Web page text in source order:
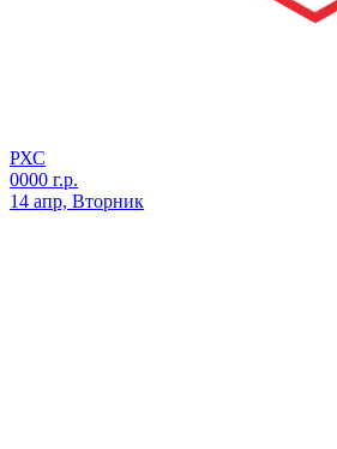
РХС
0000 г.р.
14 апр, Вторник